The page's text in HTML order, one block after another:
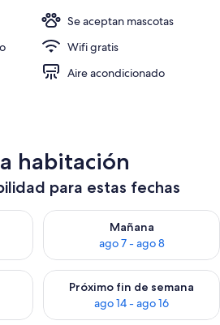
Terraza o patio
Se aceptan mascotas
Wifi gratis
Aire acondicionado
habitación
para estas fechas
esta noche, ago 6 - ago 7
Mañana
ago 7 - ago 8
Consulta la disponibilidad
para este fin de semana, ago 7 -
Próximo fin de semana
ago 14 - ago 16
Consulta la disponibilidad